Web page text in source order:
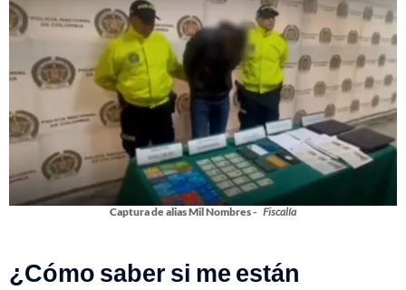
Captura de alias Mil Nombres - Fiscalía
¿Cómo saber si me están